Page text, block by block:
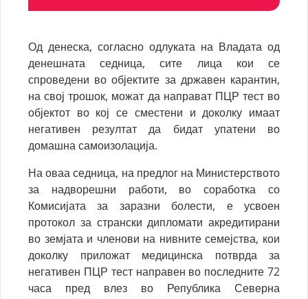
Од денеска, согласно одлуката на Владата од
денешната седница, сите лица кои се
спроведени во објектите за државен карантин,
на свој трошок, можат да направат ПЦР тест во
објектот во кој се сместени и доколку имаат
негативен резултат да бидат упатени во
домашна самоизолација.
На оваа седница, на предлог на Министерството
за надворешни работи, во соработка со
Комисијата за заразни болести, е усвоен
протокол за странски дипломати акредитирани
во земјата и членови на нивните семејства, кои
доколку приложат медицинска потврда за
негативен ПЦР тест направен во последните 72
часа пред влез во Република Северна